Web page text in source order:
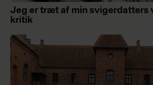
Jeg er træt af min svigerdatters
kritik